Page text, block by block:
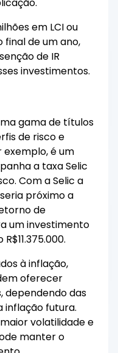
em LCI ou
final de um ano,
de IR
investimentos.
gama de títulos
de risco e
exemplo, é um
a taxa Selic
Com a Selic a
próximo a
de
um investimento
à inflação,
oferecer
dependendo das
inflação futura.
volatilidade e
manter o